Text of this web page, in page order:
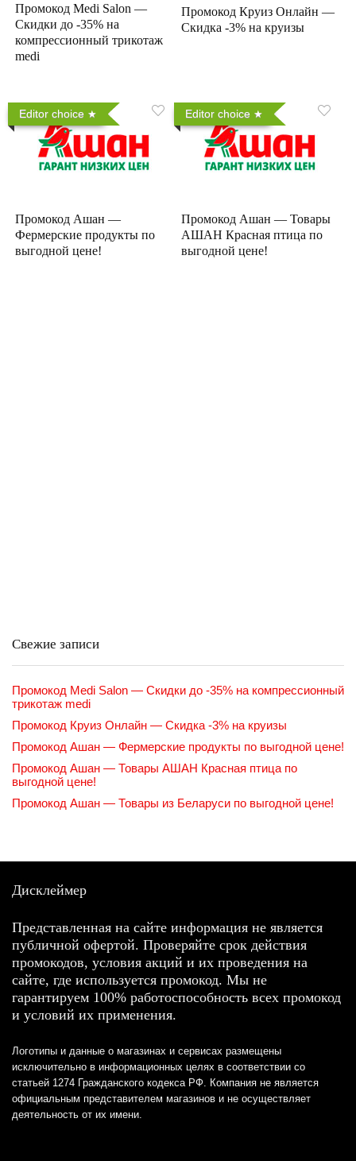
Промокод Medi Salon —
Скидки до -35% на
компрессионный трикотаж
medi
Промокод Круиз Онлайн —
Скидка -3% на круизы
Editor choice
Промокод Ашан —
Фермерские продукты по
выгодной цене!
Editor choice
Промокод Ашан — Товары
АШАН Красная птица по
выгодной цене!
Свежие записи
Промокод Medi Salon — Скидки до -35% на компрессионный
трикотаж medi
Промокод Круиз Онлайн — Скидка -3% на круизы
Промокод Ашан — Фермерские продукты по выгодной цене!
Промокод Ашан — Товары АШАН Красная птица по
выгодной цене!
Промокод Ашан — Товары из Беларуси по выгодной цене!
Дисклеймер
Представленная на сайте информация не является
публичной офертой. Проверяйте срок действия
промокодов, условия акций и их проведения на
сайте, где используется промокод. Мы не
гарантируем 100% работоспособность всех промокод
и условий их применения.
Логотипы и данные о магазинах и сервисах размещены
исключительно в информационных целях в соответствии со
статьей 1274 Гражданского кодекса РФ. Компания не является
официальным представителем магазинов и не осуществляет
деятельность от их имени.